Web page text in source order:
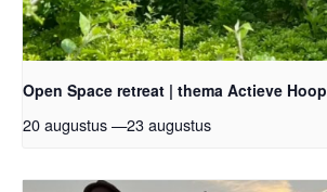
Open Space retreat | thema Actieve Hoop
20 augustus—23 augustus